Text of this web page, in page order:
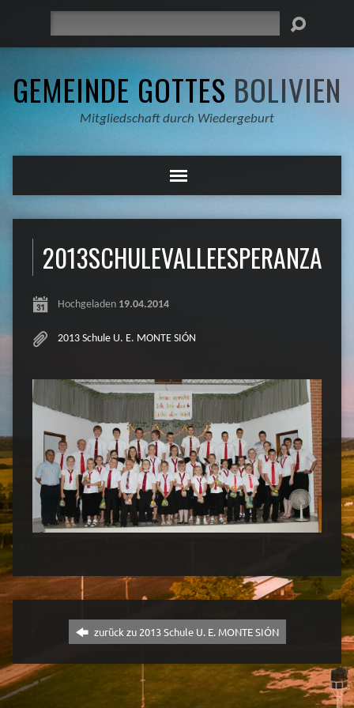
GEMEINDE GOTTES BOLIVIEN
Mitgliedschaft durch Wiedergeburt
Hochgeladen 19.04.2014
2013 Schule U. E. MONTE SIÓN
zurück zu 2013 Schule U. E. MONTE SIÓN